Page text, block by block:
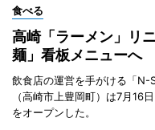
食べる
高崎「ラーメン」リ
麺」看板メニューへ
飲食店の運営を手がける「N-
（高崎市上豊岡町）は7月16
をオープンした。